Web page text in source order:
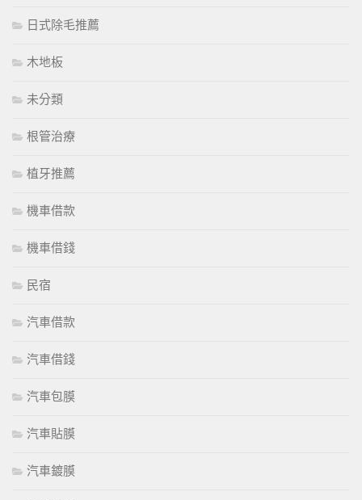
日式除毛推薦
木地板
未分類
根管治療
植牙推薦
機車借款
機車借錢
民宿
汽車借款
汽車借錢
汽車包膜
汽車貼膜
汽車鍍膜